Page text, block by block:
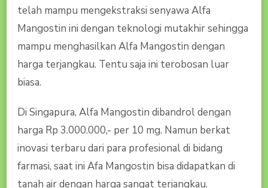
telah mampu mengekstraksi senyawa Alfa
Mangostin ini dengan teknologi mutakhir sehingga
mampu menghasilkan Alfa Mangostin dengan
harga terjangkau. Tentu saja ini terobosan luar
biasa.
Di Singapura, Alfa Mangostin dibandrol dengan
harga Rp 3.000.000,- per 10 mg. Namun berkat
inovasi terbaru dari para profesional di bidang
farmasi, saat ini Afa Mangostin bisa didapatkan di
tanah air dengan harga sangat terjangkau.